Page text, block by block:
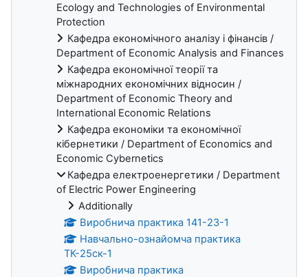
Ecology and Technologies of Environmental
Protection
Кафедра економічного аналізу і фінансів /
Department of Economic Analysis and Finances
Кафедра економічної теорії та
міжнародних економічних відносин /
Department of Economic Theory and
International Economic Relations
Кафедра економіки та економічної
кібернетики / Department of Economics and
Economic Cybernetics
Кафедра електроенергетики / Department
of Electric Power Engineering
Additionally
Виробнича практика 141-23-1
Навчально-ознайомча практика
ТК-25ск-1
Виробнича практика